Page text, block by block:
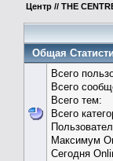
Центр // THE
Общая
Всего
Всего
Всего тем:
Всего
Максимум
Сегодня